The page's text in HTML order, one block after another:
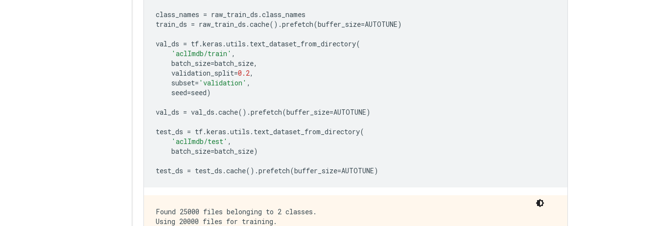
class_names = raw_train_ds .class_names
train_ds = raw_train_ds .cache().prefetch(buffer_size=AUTOTUNE)
val_ds = tf.keras .utils . text_dataset_from_directory(
'aclImdb/train' ,
batch_size=batch_size,
validation_split=0.2,
subset= 'validation' ,
seed=seed)
val_ds = val_ds .cache().prefetch(buffer_size=AUTOTUNE)
test_ds = tf.keras .utils . text_dataset_from_directory(
'aclImdb/test' ,
batch_size=batch_size)
test_ds = test_ds .cache().prefetch(buffer_size=AUTOTUNE)
Found 25000 files belonging to 2 classes.
Using 20000 files for training.